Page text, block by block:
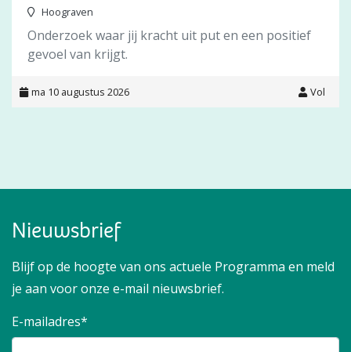
Hoograven
Onderzoek waar jij kracht uit put en een positief
gevoel van krijgt.
ma 10 augustus 2026 Vol
Nieuwsbrief
Blijf op de hoogte van ons actuele Programma en meld
je aan voor onze e-mail nieuwsbrief.
E-mailadres*